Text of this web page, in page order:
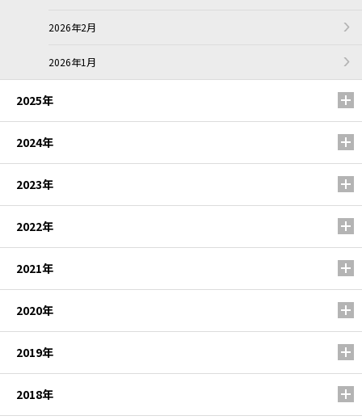
2026年2月
2026年1月
2025年
2024年
2023年
2022年
2021年
2020年
2019年
2018年